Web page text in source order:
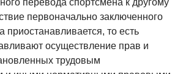
перевода спортсмена к другому
первоначально заключенного
приостанавливается, то есть
осуществление прав и
трудовым